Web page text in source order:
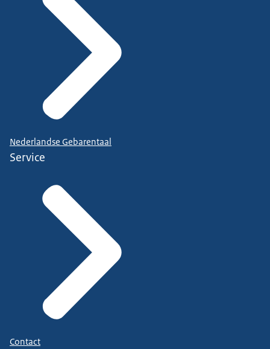
Nederlandse Gebarentaal
Service
Contact